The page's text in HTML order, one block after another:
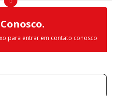
para entrar em contato conosco